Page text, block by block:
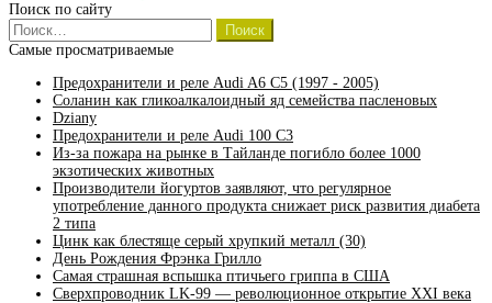
Поиск по сайту
Найти:
Самые просматриваемые
Предохранители и реле Audi A6 C5 (1997 - 2005)
Соланин как гликоалкалоидный яд семейства пасленовых
Dziany
Предохранители и реле Audi 100 C3
Из-за пожара на рынке в Тайланде погибло более 1000
экзотических животных
Производители йогуртов заявляют, что регулярное
употребление данного продукта снижает риск развития диабета
2 типа
Цинк как блестяще серый хрупкий металл (30)
День Рождения Фрэнка Грилло
Самая страшная вспышка птичьего гриппа в США
Сверхпроводник LK-99 — революционное открытие XXI века